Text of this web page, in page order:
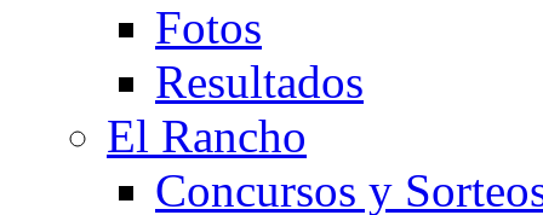
Fotos
Resultados
El Rancho
Concursos y